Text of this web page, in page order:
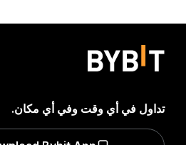
تداول في أي وقت وفي أي مكان.